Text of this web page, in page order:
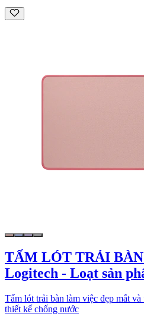
TẤM LÓT TRẢI
Logitech - Loạt sản
Tấm lót trải bàn làm việc đẹp mắt
thiết kế chống nước